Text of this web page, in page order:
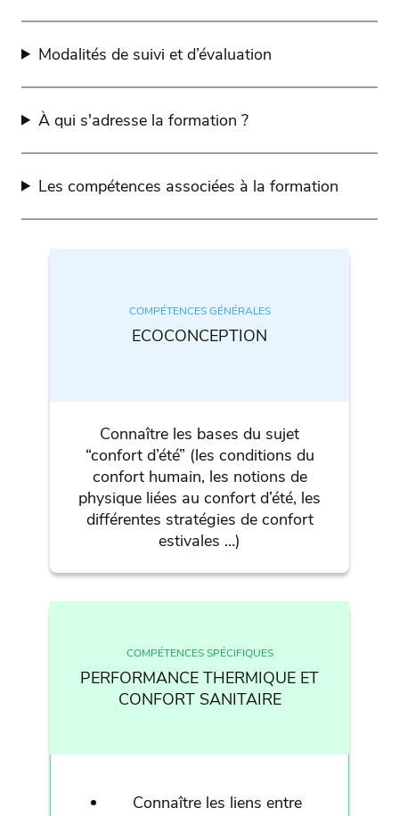
Modalités de suivi et d’évaluation
À qui s'adresse la formation ?
Les compétences associées à la formation
COMPÉTENCES GÉNÉRALES
ECOCONCEPTION
Connaître les bases du sujet
“confort d’été” (les conditions du
confort humain, les notions de
physique liées au confort d’été, les
différentes stratégies de confort
estivales …)
COMPÉTENCES SPÉCIFIQUES
PERFORMANCE THERMIQUE ET
CONFORT SANITAIRE
Connaître les liens entre